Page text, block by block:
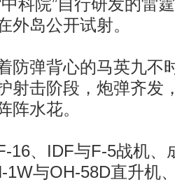
科院”自行研发的雷
外岛公开试射。
弹背心的马英九不
射击阶段，炮弹齐发
阵水花。
、IDF与F-5战机、
1W与OH-58D直升机